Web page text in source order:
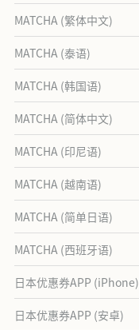
MATCHA (繁体中文)
MATCHA (泰语)
MATCHA (韩国语)
MATCHA (简体中文)
MATCHA (印尼语)
MATCHA (越南语)
MATCHA (简单日语)
MATCHA (西班牙语)
日本优惠券APP (iPhone)
日本优惠券APP (安卓)